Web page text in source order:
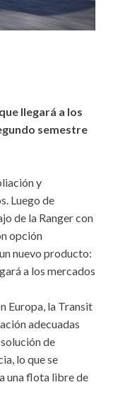
llegará a los
semestre
y
Luego de
de la Ranger con
opción
nuevo producto:
a los mercados
Europa, la Transit
adecuadas
de
lo que se
una flota libre de